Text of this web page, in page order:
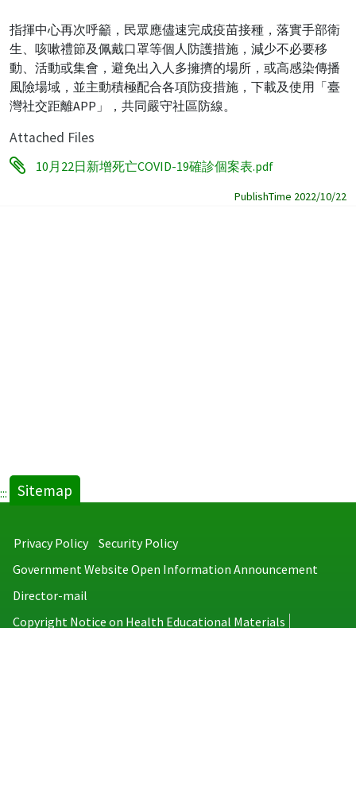
指揮中心再次呼籲，民眾應儘速完成疫苗接種，落實手部衛
生、咳嗽禮節及佩戴口罩等個人防護措施，減少不必要移
動、活動或集會，避免出入人多擁擠的場所，或高感染傳播
風險場域，並主動積極配合各項防疫措施，下載及使用「臺
灣社交距離APP」，共同嚴守社區防線。
Attached Files
10月22日新增死亡COVID-19確診個案表.pdf
PublishTime 2022/10/22
::: Sitemap
Privacy Policy
Security Policy
Government Website Open Information Announcement
Director-mail
Copyright Notice on Health Educational Materials